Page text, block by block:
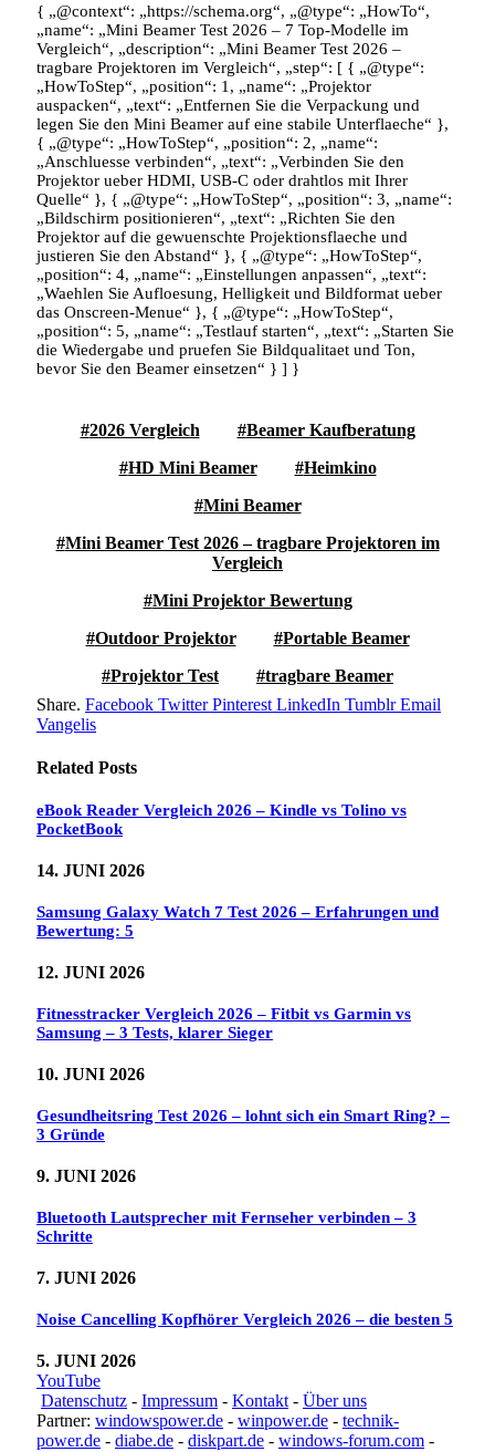
{ „@context“: „https://schema.org“, „@type“: „HowTo“,
„name“: „Mini Beamer Test 2026 – 7 Top-Modelle im
Vergleich“, „description“: „Mini Beamer Test 2026 –
tragbare Projektoren im Vergleich“, „step“: [ { „@type“:
„HowToStep“, „position“: 1, „name“: „Projektor
auspacken“, „text“: „Entfernen Sie die Verpackung und
legen Sie den Mini Beamer auf eine stabile Unterflaeche“ },
{ „@type“: „HowToStep“, „position“: 2, „name“:
„Anschluesse verbinden“, „text“: „Verbinden Sie den
Projektor ueber HDMI, USB-C oder drahtlos mit Ihrer
Quelle“ }, { „@type“: „HowToStep“, „position“: 3, „name“:
„Bildschirm positionieren“, „text“: „Richten Sie den
Projektor auf die gewuenschte Projektionsflaeche und
justieren Sie den Abstand“ }, { „@type“: „HowToStep“,
„position“: 4, „name“: „Einstellungen anpassen“, „text“:
„Waehlen Sie Aufloesung, Helligkeit und Bildformat ueber
das Onscreen-Menue“ }, { „@type“: „HowToStep“,
„position“: 5, „name“: „Testlauf starten“, „text“: „Starten Sie
die Wiedergabe und pruefen Sie Bildqualitaet und Ton,
bevor Sie den Beamer einsetzen“ } ] }
2026 Vergleich
Beamer Kaufberatung
HD Mini Beamer
Heimkino
Mini Beamer
Mini Beamer Test 2026 – tragbare Projektoren im
Vergleich
Mini Projektor Bewertung
Outdoor Projektor
Portable Beamer
Projektor Test
tragbare Beamer
Share. Facebook Twitter Pinterest LinkedIn Tumblr Email
Vangelis
Related Posts
eBook Reader Vergleich 2026 – Kindle vs Tolino vs
PocketBook
14. JUNI 2026
Samsung Galaxy Watch 7 Test 2026 – Erfahrungen und
Bewertung: 5
12. JUNI 2026
Fitnesstracker Vergleich 2026 – Fitbit vs Garmin vs
Samsung – 3 Tests, klarer Sieger
10. JUNI 2026
Gesundheitsring Test 2026 – lohnt sich ein Smart Ring? –
3 Gründe
9. JUNI 2026
Bluetooth Lautsprecher mit Fernseher verbinden – 3
Schritte
7. JUNI 2026
Noise Cancelling Kopfhörer Vergleich 2026 – die besten 5
5. JUNI 2026
YouTube
Datenschutz - Impressum - Kontakt - Über uns
Partner: windowspower.de - winpower.de - technik-
power.de - diabe.de - diskpart.de - windows-forum.com -